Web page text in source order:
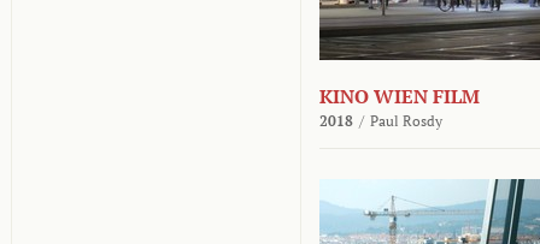
KINO WIEN FILM
2018 / Paul Rosdy